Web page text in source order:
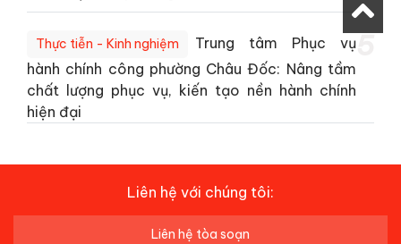
Thực tiễn - Kinh nghiệm
Trung tâm Phục vụ
hành chính công phường Châu Đốc: Nâng tầm
chất lượng phục vụ, kiến tạo nền hành chính
hiện đại
Liên hệ với chúng tôi:
Liên hệ tòa soạn